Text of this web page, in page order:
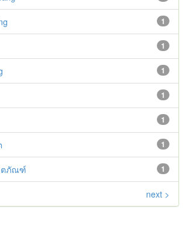
1
1
1
1
1
1
1
ตภัณฑ์
next >